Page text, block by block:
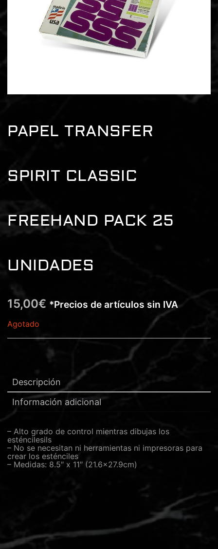
PAPEL TRANSFER
SPIRIT CLASSIC
FREEHAND PACK 25
UNIDADES
15,00€ *Precios de artículos sin IVA
Agotado
Descripción
Información adicional
– Alto grado de control mientras dibujas los
esténcilesils
– No se necesitan ni herramientas ni impresoras para
crear los esténciles
– Medidas: 8.5″ x 11″ (21.6×27.9cm)